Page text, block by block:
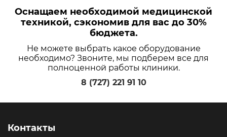
Оснащаем необходимой медицинской
техникой, сэкономив для вас до 30%
бюджета.
Не можете выбрать какое оборудование
необходимо? Звоните, мы подберем все для
полноценной работы клиники.
8 (727) 221 91 10
Контакты